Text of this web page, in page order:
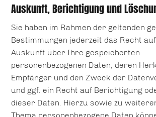
Auskunft, Berichtigung und
Sie haben im Rahmen der geltenden
Bestimmungen jederzeit das Recht
Auskunft über Ihre gespeicherten
personenbezogenen Daten, deren
Empfänger und den Zweck der
und ggf. ein Recht auf Berichtigung
dieser Daten. Hierzu sowie zu
Thema personenbezogene Daten